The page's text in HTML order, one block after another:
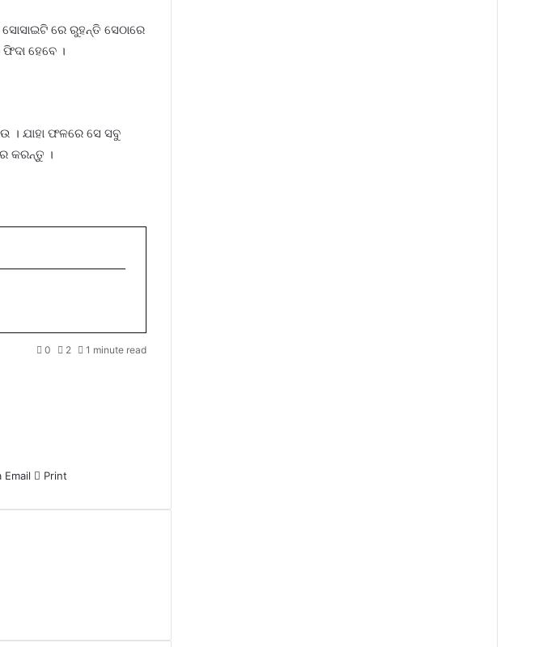
ରେ ରୁହନ୍ତି ସେଠାରେ
ହେବେ ।
ଯାହା ଫଳରେ ସେ ସବୁ
କରନ୍ତୁ ।
0 2 1 minute read
Email Print